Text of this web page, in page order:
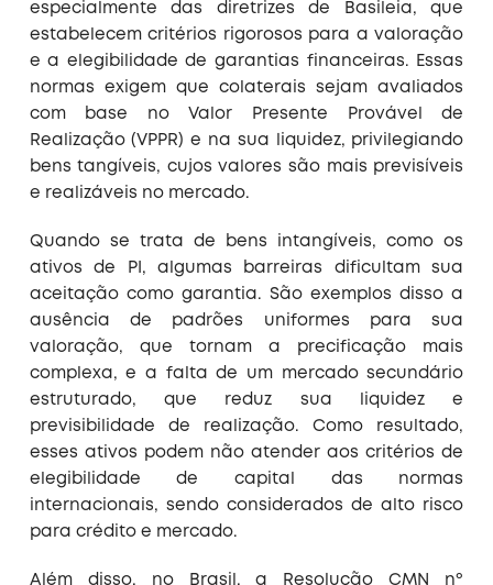
especialmente das diretrizes de Basileia, que
estabelecem critérios rigorosos para a valoração
e a elegibilidade de garantias financeiras. Essas
normas exigem que colaterais sejam avaliados
com base no Valor Presente Provável de
Realização (VPPR) e na sua liquidez, privilegiando
bens tangíveis, cujos valores são mais previsíveis
e realizáveis no mercado.
Quando se trata de bens intangíveis, como os
ativos de PI, algumas barreiras dificultam sua
aceitação como garantia. São exemplos disso a
ausência de padrões uniformes para sua
valoração, que tornam a precificação mais
complexa, e a falta de um mercado secundário
estruturado, que reduz sua liquidez e
previsibilidade de realização. Como resultado,
esses ativos podem não atender aos critérios de
elegibilidade de capital das normas
internacionais, sendo considerados de alto risco
para crédito e mercado.
Além disso, no Brasil, a Resolução CMN nº